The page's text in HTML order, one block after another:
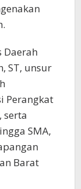
Daerah
ST, unsur
Perangkat
serta
SMA,
Barat